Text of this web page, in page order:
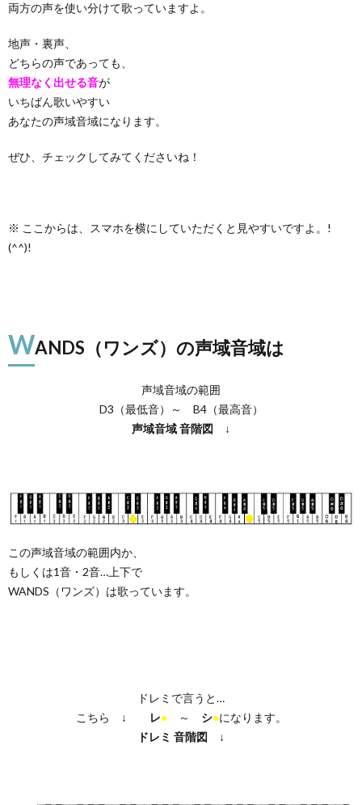
両方の声を使い分けて歌っていますよ。
地声・裏声、
どちらの声であっても、
無理なく出せる音が
いちばん歌いやすい
あなたの声域音域になります。
ぜひ、チェックしてみてくださいね！
※ ここからは、スマホを横にしていただくと見やすいですよ。!
(^^)!
WANDS（ワンズ）の声域音域は
声域音域の範囲
D3（最低音）～ B4（最高音）
声域音域音階図 ↓
この声域音域の範囲内か、
もしくは1音・2音…上下で
WANDS（ワンズ）は歌っています。
ドレミで言うと…
こちら ↓
レ●～ シ●になります。
ドレミ 音階図 ↓